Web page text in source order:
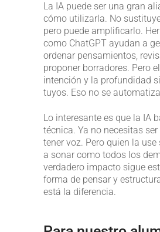
La IA puede ser una gran
cómo utilizarla. No
pero puede amplificarlo.
como ChatGPT ayudan a
ordenar pensamientos,
proponer borradores. Pero
intención y la profundidad
tuyos. Eso no se
Lo interesante es que la IA
técnica. Ya no necesitas
tener voz. Pero quien la
a sonar como todos los
verdadero impacto sigue
forma de pensar y
está la diferencia.